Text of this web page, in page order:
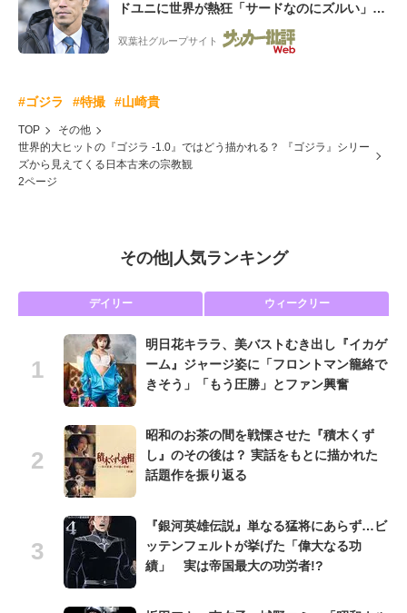
ドユニに世界が熱狂「サードなのにズルい」
「こりゃかっけえわ」
双葉社グループサイト
#ゴジラ #特撮 #山崎貴
TOP
その他
世界的大ヒットの『ゴジラ -1.0』ではどう描かれる？ 『ゴジラ』シリー
ズから見えてくる日本古来の宗教観
2ページ
その他| 人気ランキング
デイリー ウィークリー
明日花キララ、美バストむき出し『イカゲ
ーム』ジャージ姿に「フロントマン籠絡で
きそう」「もう圧勝」とファン興奮
昭和のお茶の間を戦慄させた『積木くず
し』のその後は？ 実話をもとに描かれた
話題作を振り返る
『銀河英雄伝説』単なる猛将にあらず…ビ
ッテンフェルトが挙げた「偉大なる功
績」 実は帝国最大の功労者!?